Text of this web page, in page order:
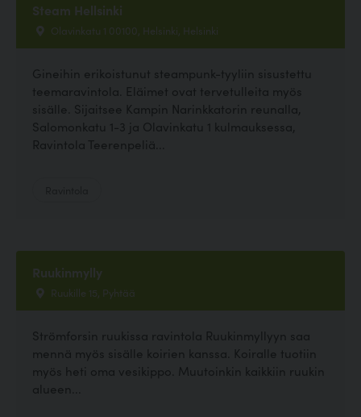
Steam Hellsinki
Olavinkatu 1 00100, Helsinki, Helsinki
Gineihin erikoistunut steampunk-tyyliin sisustettu
teemaravintola. Eläimet ovat tervetulleita myös
sisälle. Sijaitsee Kampin Narinkkatorin reunalla,
Salomonkatu 1-3 ja Olavinkatu 1 kulmauksessa,
Ravintola Teerenpeliä...
Ruukinmylly
Ruukille 15, Pyhtää
Strömforsin ruukissa ravintola Ruukinmyllyyn saa
mennä myös sisälle koirien kanssa. Koiralle tuotiin
myös heti oma vesikippo. Muutoinkin kaikkiin ruukin
alueen...